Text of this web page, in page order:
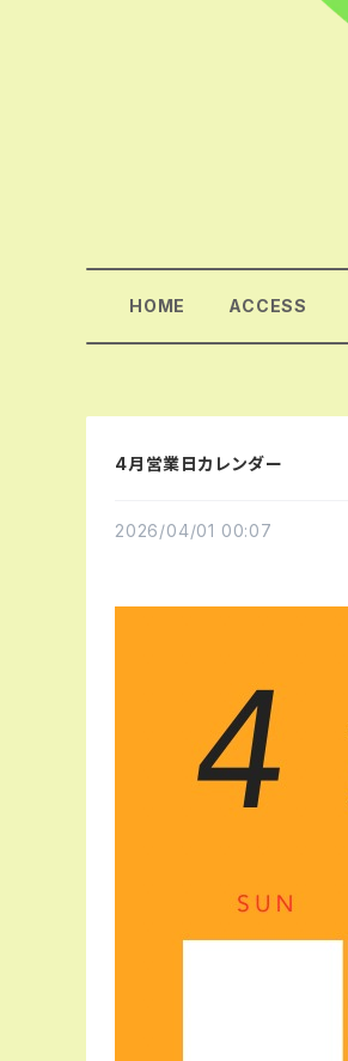
HOME ACCESS
4月営業日カレンダー
2026/04/01 00:07